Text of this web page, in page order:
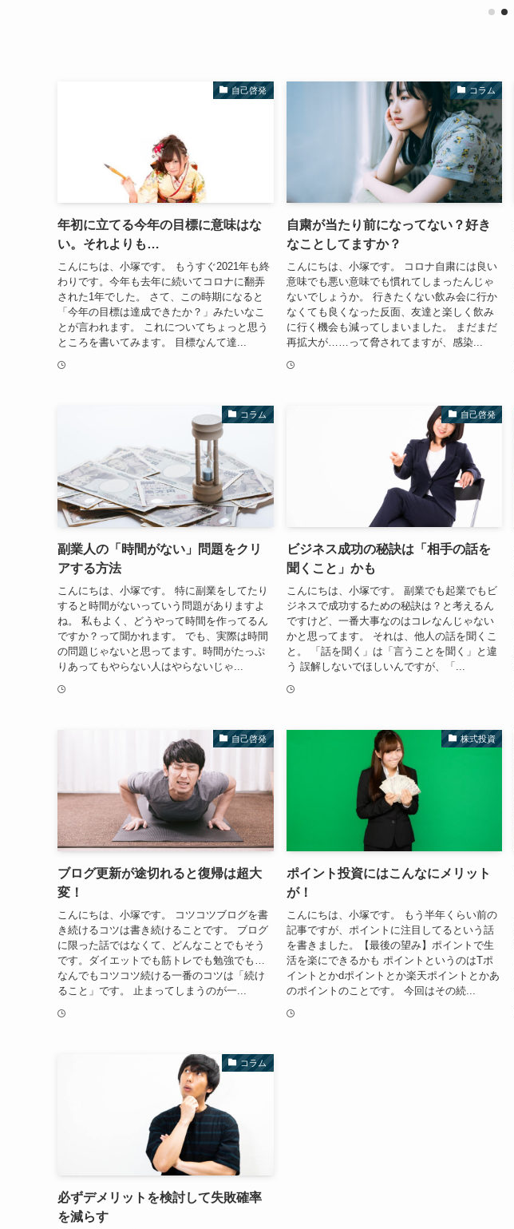
自己啓発
年初に立てる今年の目標に意味はな
い。それよりも…
こんにちは、小塚です。 もうすぐ2021年も終
わりです。今年も去年に続いてコロナに翻弄
された1年でした。 さて、この時期になると
「今年の目標は達成できたか？」みたいなこ
とが言われます。 これについてちょっと思う
ところを書いてみます。 目標なんて達...
コラム
自粛が当たり前になってない？好き
なことしてますか？
こんにちは、小塚です。 コロナ自粛には良い
意味でも悪い意味でも慣れてしまったんじゃ
ないでしょうか。 行きたくない飲み会に行か
なくても良くなった反面、友達と楽しく飲み
に行く機会も減ってしまいました。 まだまだ
再拡大が……って脅されてますが、感染...
コラム
副業人の「時間がない」問題をクリ
アする方法
こんにちは、小塚です。 特に副業をしてたり
すると時間がないっていう問題がありますよ
ね。 私もよく、どうやって時間を作ってるん
ですか？って聞かれます。 でも、実際は時間
の問題じゃないと思ってます。時間がたっぷ
りあってもやらない人はやらないじゃ...
自己啓発
ビジネス成功の秘訣は「相手の話を
聞くこと」かも
こんにちは、小塚です。 副業でも起業でもビ
ジネスで成功するための秘訣は？と考えるん
ですけど、一番大事なのはコレなんじゃない
かと思ってます。 それは、他人の話を聞くこ
と。 「話を聞く」は「言うことを聞く」と違
う 誤解しないでほしいんですが、「...
自己啓発
ブログ更新が途切れると復帰は超大
変！
こんにちは、小塚です。 コツコツブログを書
き続けるコツは書き続けることです。 ブログ
に限った話ではなくて、どんなことでもそう
です。ダイエットでも筋トレでも勉強でも…
なんでもコツコツ続ける一番のコツは「続け
ること」です。 止まってしまうのが一...
株式投資
ポイント投資にはこんなにメリット
が！
こんにちは、小塚です。 もう半年くらい前の
記事ですが、ポイントに注目してるという話
を書きました。【最後の望み】ポイントで生
活を楽にできるかも ポイントというのはTポ
イントとかdポイントとか楽天ポイントとかあ
のポイントのことです。 今回はその続...
コラム
必ずデメリットを検討して失敗確率
を減らす